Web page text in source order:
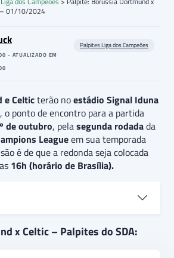
– 01/10/2024
- ATUALIZADO EM
Palpites Liga dos Campeões
e Celticterão noestádio Signal Iduna
o ponto de encontro para a partida
de outubro, pelasegunda rodadada
Leagueem sua temporada
é de que a redonda seja colocada
16h (horário de Brasília).
e Celtic alcançaramvitórias
x Celtic – Palpites do SDA: